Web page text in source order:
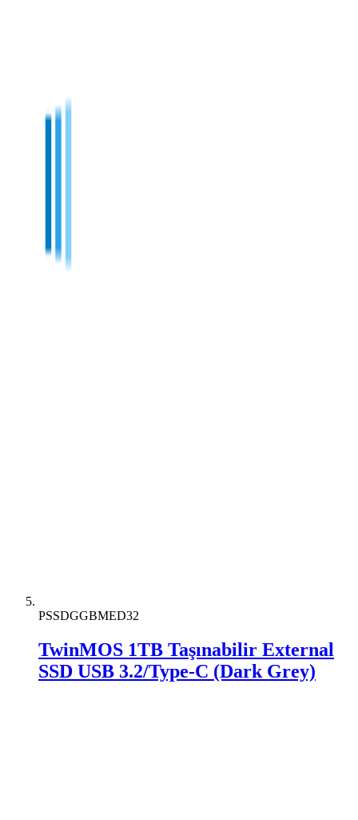
PSSDGGBMED32
TwinMOS 1TB Taşınabilir External
SSD USB 3.2/Type-C (Dark Grey)